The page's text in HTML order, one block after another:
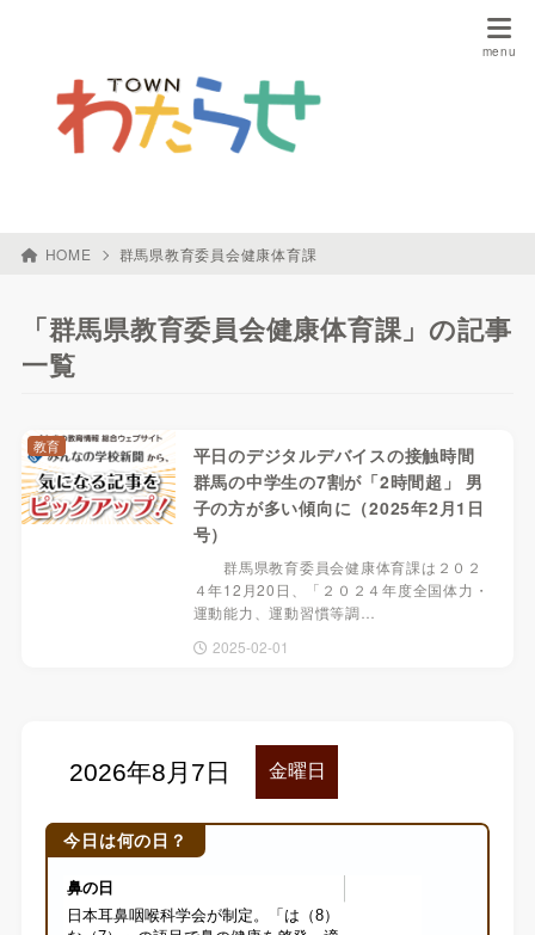
HOME 群馬県教育委員会健康体育課
「群馬県教育委員会健康体育課」の記事
一覧
平日のデジタルデバイスの接触時間
群馬の中学生の7割が「2時間超」 男
子の方が多い傾向に（2025年2月1日
号）
群馬県教育委員会健康体育課は２０２
４年12月20日、「２０２４年度全国体力・
運動能力、運動習慣等調…
2025-02-01
教育
今日は何の日？